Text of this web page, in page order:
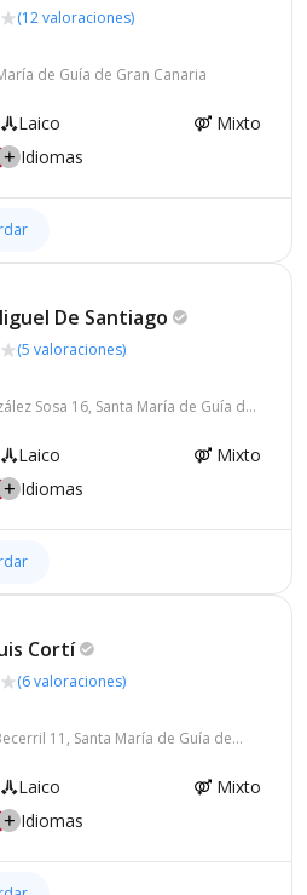
(12 valoraciones)
de Guía de Gran Canaria
Laico
Mixto
Idiomas
De Santiago
(5 valoraciones)
Sosa 16, Santa María de Guía de
Laico
Mixto
Idiomas
Cortí
(6 valoraciones)
11, Santa María de Guía de
Laico
Mixto
Idiomas